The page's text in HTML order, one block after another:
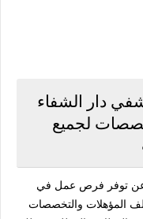
دار الشفاء
لجميع
عن توفر فرص عمل في
المؤهلات والتخصصات